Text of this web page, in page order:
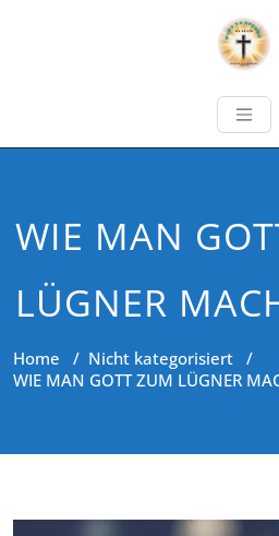
WIE MAN
LÜGNER
Home / Nicht kategorisiert /
WIE MAN GOTT ZUM LÜGNER